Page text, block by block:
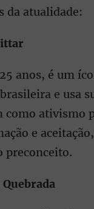
da atualidade:
anos, é um
e usa
como ativismo
e
preconceito.